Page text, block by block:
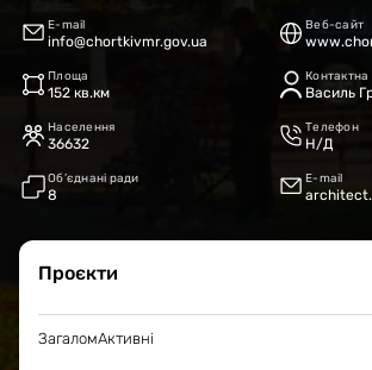
E-mail
info@chortkivmr.gov.ua
Веб-сайт
Площа
152 кв.км
Контактна
Василь
Населення
36632
Телефон
Н/Д
Об’єднані ради
8
E-mail
Проєкти
ЗагаломАктивні